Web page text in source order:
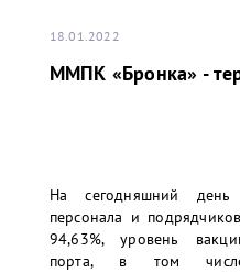
18.01.2022
ММПК «Бронка» -
На сегодняшний день
персонала и
94,63%, уровень
порта, в том числе